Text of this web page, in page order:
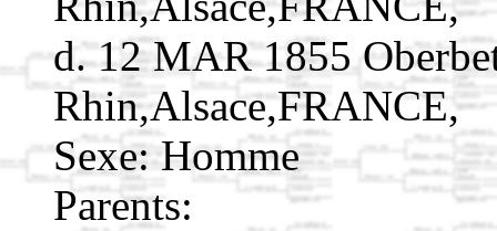
d. 12 MAR 1855
Rhin,Alsace,FRANCE,
Sexe: Homme
Parents: